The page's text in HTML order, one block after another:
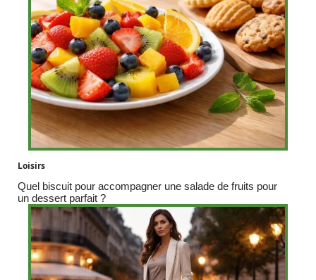
Loisirs
Quel biscuit pour accompagner une salade de fruits pour
un dessert parfait ?